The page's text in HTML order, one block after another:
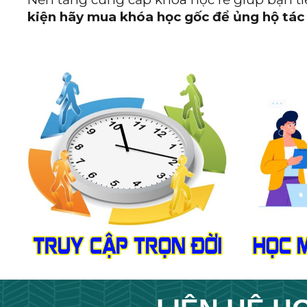
kiện hãy mua khóa học gốc để ủng hộ